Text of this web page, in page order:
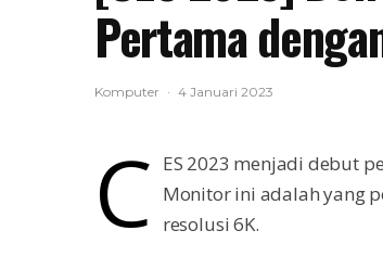
Pertama
Komputer · 4 Januari 2023
C ES 2023 menjadi debut
Monitor ini adalah yang
resolusi 6K.